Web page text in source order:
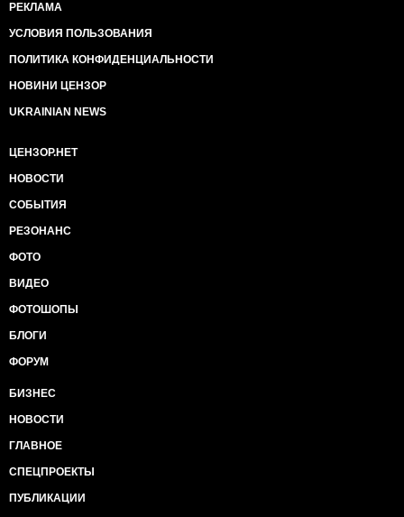
РЕКЛАМА
УСЛОВИЯ ПОЛЬЗОВАНИЯ
ПОЛИТИКА КОНФИДЕНЦИАЛЬНОСТИ
НОВИНИ ЦЕНЗОР
UKRAINIAN NEWS
ЦЕНЗОР.НЕТ
НОВОСТИ
СОБЫТИЯ
РЕЗОНАНС
ФОТО
ВИДЕО
ФОТОШОПЫ
БЛОГИ
ФОРУМ
БИЗНЕС
НОВОСТИ
ГЛАВНОЕ
СПЕЦПРОЕКТЫ
ПУБЛИКАЦИИ